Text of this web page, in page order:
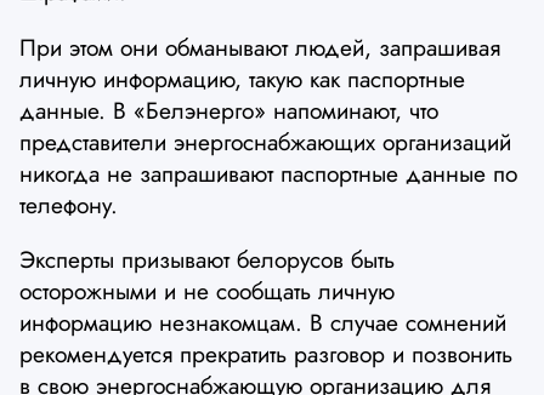
При этом они обманывают людей, запрашивая
личную информацию, такую как паспортные
данные. В «Белэнерго» напоминают, что
представители энергоснабжающих организаций
никогда не запрашивают паспортные данные по
телефону.
Эксперты призывают белорусов быть
осторожными и не сообщать личную
информацию незнакомцам. В случае сомнений
рекомендуется прекратить разговор и позвонить
в свою энергоснабжающую организацию для